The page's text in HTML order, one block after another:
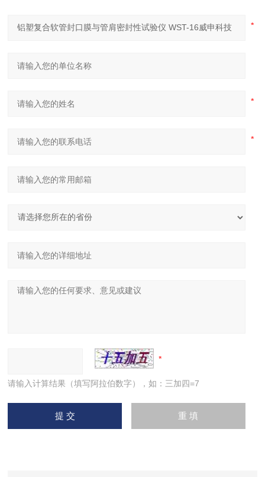
请输入计算结果（填写阿拉伯数字），如：三加四=7